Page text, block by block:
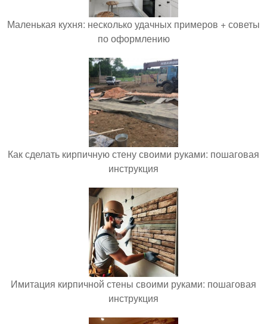
Маленькая кухня: несколько удачных примеров + советы
по оформлению
Как сделать кирпичную стену своими руками: пошаговая
инструкция
Имитация кирпичной стены своими руками: пошаговая
инструкция